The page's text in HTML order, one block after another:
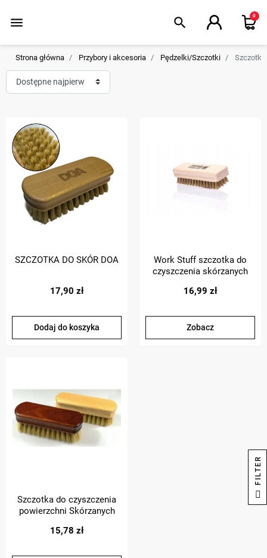
menu search 0
Strona główna Przybory i akcesoria Pędzelki/Szczotki Szczotki
SZCZOTKA DO SKÓR DOA
17,90 zł
Dodaj do koszyka
Work Stuff szczotka do
czyszczenia skórzanych
16,99 zł
Zobacz
Szczotka do czyszczenia
powierzchni Skórzanych
15,78 zł
R